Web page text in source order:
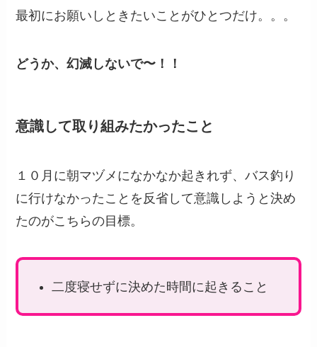
最初にお願いしときたいことがひとつだけ。。。
どうか、幻滅しないで〜！！
意識して取り組みたかったこと
１０月に朝マヅメになかなか起きれず、バス釣り
に行けなかったことを反省して意識しようと決め
たのがこちらの目標。
二度寝せずに決めた時間に起きること